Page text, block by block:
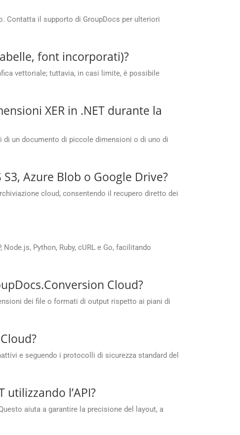
Contatta il supporto di GroupDocs per ulteriori
font incorporati)?
vettoriale; tuttavia, in casi limite, è possibile
XER in .NET durante la
di un documento di piccole dimensioni o di uno di
Azure Blob o Google Drive?
cloud, consentendo il recupero diretto dei
Python, Ruby, cURL e Go, facilitando
Cloud?
dei file o formati di output rispetto ai piani di
e seguendo i protocolli di sicurezza standard del
l’API?
aiuta a garantire la precisione del layout, a